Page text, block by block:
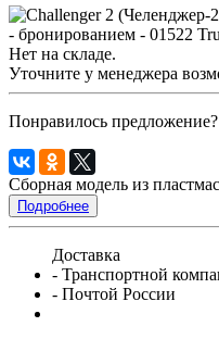
Нет на складе.
Уточните у менеджера
Понравилось
Сборная модель из
Подробнее
Доставка
- Транспортной
- Почтой России